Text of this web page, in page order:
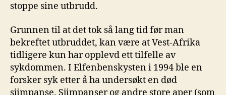
stoppe sine utbrudd.
Grunnen til at det tok så lang tid før man
bekreftet utbruddet, kan være at Vest-Afrika
tidligere kun har opplevd ett tilfelle av
sykdommen. I Elfenbenskysten i 1994 ble en
forsker syk etter å ha undersøkt en død
sjimpanse. Sjimpanser og andre store aper (som